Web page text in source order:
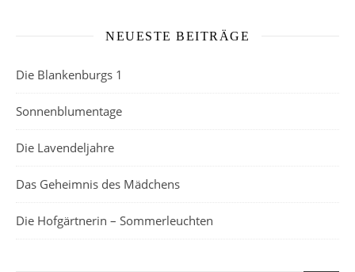
NEUESTE BEITRÄGE
Die Blankenburgs 1
Sonnenblumentage
Die Lavendeljahre
Das Geheimnis des Mädchens
Die Hofgärtnerin – Sommerleuchten